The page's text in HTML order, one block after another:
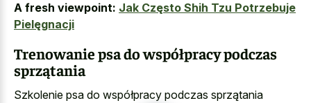
A fresh viewpoint: Jak Często Shih Tzu Potrzebuje
Pielęgnacji
Trenowanie psa do współpracy podczas
sprzątania
Szkolenie psa do współpracy podczas sprzątania